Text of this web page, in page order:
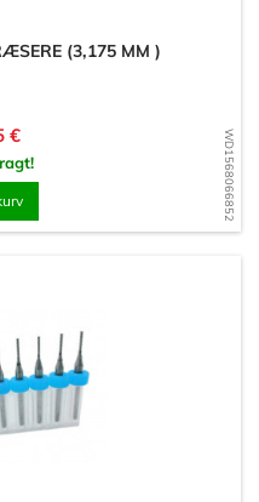
WD1568066852
(3,175 MM )
€